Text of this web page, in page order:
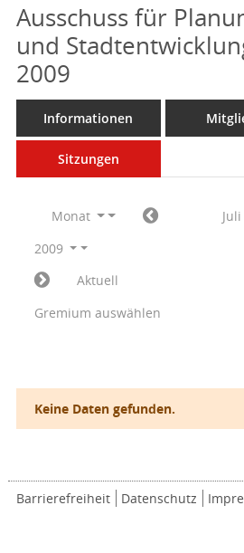
Ausschuss für
und
2009
Informationen
Sitzungen
Monat
Juli
2009
Aktuell
Gremium auswählen
Keine Daten gefunden.
Barrierefreiheit Datenschutz